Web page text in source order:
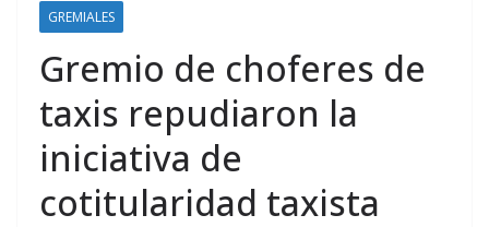
GREMIALES
Gremio de choferes de
taxis repudiaron la
iniciativa de
cotitularidad taxista